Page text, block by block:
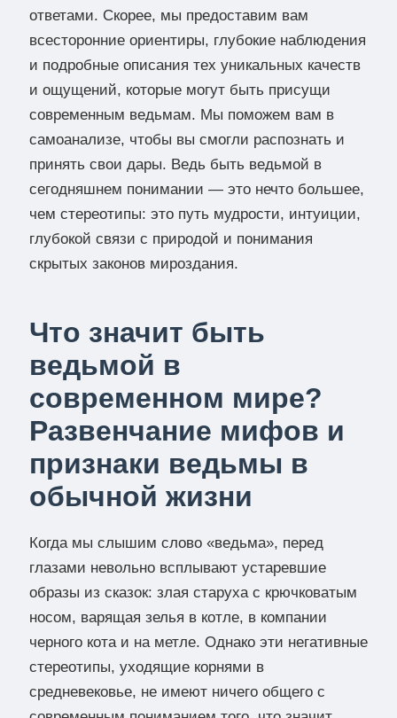
ответами. Скорее, мы предоставим вам
всесторонние ориентиры, глубокие наблюдения
и подробные описания тех уникальных качеств
и ощущений, которые могут быть присущи
современным ведьмам. Мы поможем вам в
самоанализе, чтобы вы смогли распознать и
принять свои дары. Ведь быть ведьмой в
сегодняшнем понимании — это нечто большее,
чем стереотипы: это путь мудрости, интуиции,
глубокой связи с природой и понимания
скрытых законов мироздания.
Что значит быть
ведьмой в
современном мире?
Развенчание мифов и
признаки ведьмы в
обычной жизни
Когда мы слышим слово «ведьма», перед
глазами невольно всплывают устаревшие
образы из сказок: злая старуха с крючковатым
носом, варящая зелья в котле, в компании
черного кота и на метле. Однако эти негативные
стереотипы, уходящие корнями в
средневековье, не имеют ничего общего с